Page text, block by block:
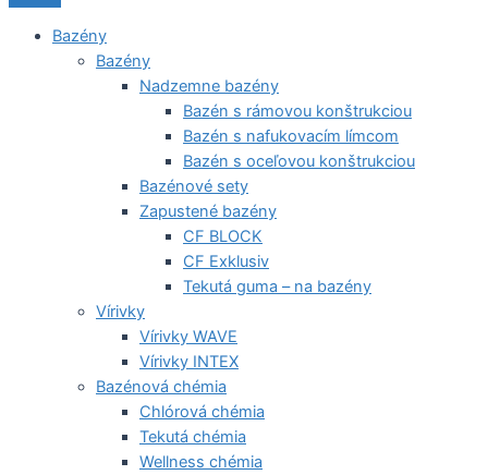
Bazény
Bazény
Nadzemne bazény
Bazén s rámovou konštrukciou
Bazén s nafukovacím límcom
Bazén s oceľovou konštrukciou
Bazénové sety
Zapustené bazény
CF BLOCK
CF Exklusiv
Tekutá guma – na bazény
Vírivky
Vírivky WAVE
Vírivky INTEX
Bazénová chémia
Chlórová chémia
Tekutá chémia
Wellness chémia